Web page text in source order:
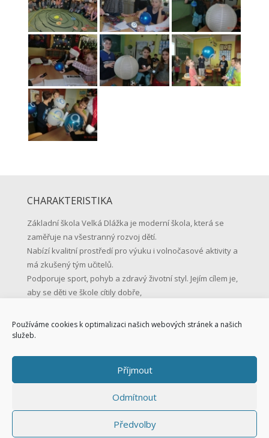
Používáme cookies k optimalizaci našich webových stránek a našich
služeb.
Příjmout
Odmítnout
Předvolby
CHARAKTERISTIKA
Základní škola Velká Dlážka je moderní škola, která se
zaměřuje na všestranný rozvoj dětí.
Nabízí kvalitní prostředí pro výuku i volnočasové aktivity a
má zkušený tým učitelů.
Podporuje sport, pohyb a zdravý životní styl. Jejím cílem je,
aby se děti ve škole cítily dobře,
KONTAKTNÍ ÚDAJE
Základní škola Přerov, Velká Dlážka 5
Velká Dlážka 5, 750 02 Přerov
IČO: 47858354
Mob.: 731 128 147